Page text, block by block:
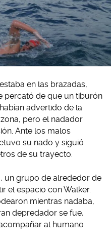
en las brazadas,
percató de que un tiburón
advertido de la
pero el nadador
Ante los malos
su nado y siguió
de su trayecto.
un grupo de alrededor de
el espacio con Walker.
mientras nadaba,
depredador se fue,
al humano